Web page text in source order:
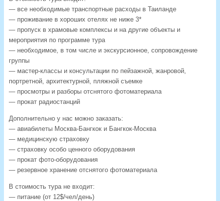
— все необходимые транспортные расходы в Таиланде
— проживание в хороших отелях не ниже 3*
— пропуск в храмовые комплексы и на другие объекты и
мероприятия по программе тура
— необходимое, в том числе и экскурсионное, сопровождение
группы
— мастер-классы и консультации по пейзажной, жанровой,
портретной, архитектурной, пляжной съемке
— просмотры и разборы отснятого фотоматериала
— прокат радиостанций
Дополнительно у нас можно заказать:
— авиабилеты Москва-Бангкок и Бангкок-Москва
— медицинскую страховку
— страховку особо ценного оборудования
— прокат фото-оборудования
— резервное хранение отснятого фотоматериала
В стоимость тура не входит:
— питание (от 12$/чел/день)